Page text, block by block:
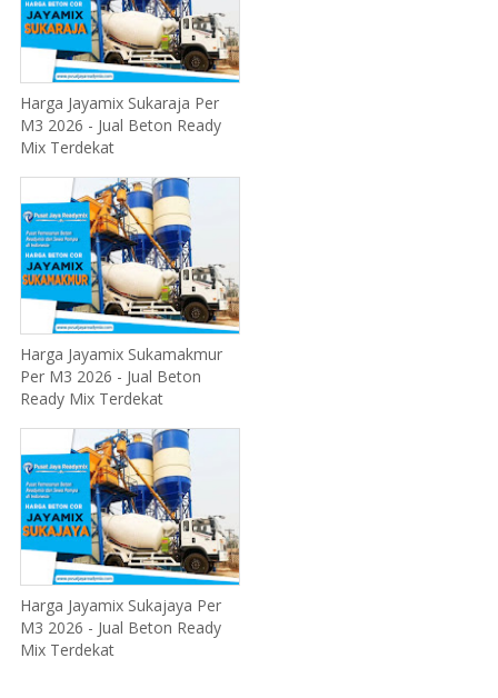
Harga Jayamix Sukaraja Per
M3 2026 - Jual Beton Ready
Mix Terdekat
Harga Jayamix Sukamakmur
Per M3 2026 - Jual Beton
Ready Mix Terdekat
Harga Jayamix Sukajaya Per
M3 2026 - Jual Beton Ready
Mix Terdekat